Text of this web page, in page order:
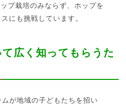
プ栽培のみならず、ホップを
にも挑戦しています。
広く知ってもらうた
が地域の子どもたちを招い